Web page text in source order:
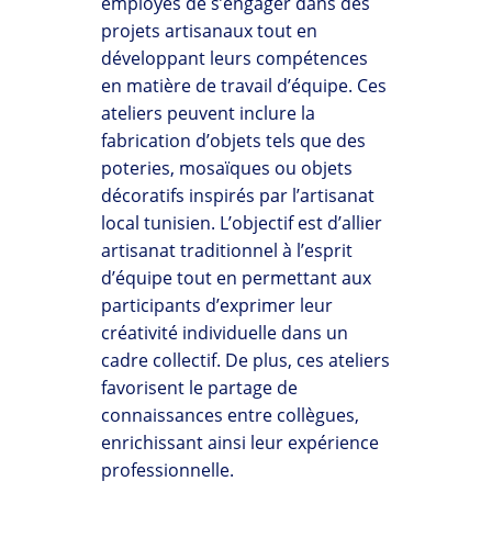
projets artisanaux tout en
développant leurs compétences
en matière de travail d’équipe. Ces
ateliers peuvent inclure la
fabrication d’objets tels que des
poteries, mosaïques ou objets
décoratifs inspirés par l’artisanat
local tunisien. L’objectif est d’allier
artisanat traditionnel à l’esprit
d’équipe tout en permettant aux
participants d’exprimer leur
créativité individuelle dans un
cadre collectif. De plus, ces ateliers
favorisent le partage de
connaissances entre collègues,
enrichissant ainsi leur expérience
professionnelle.